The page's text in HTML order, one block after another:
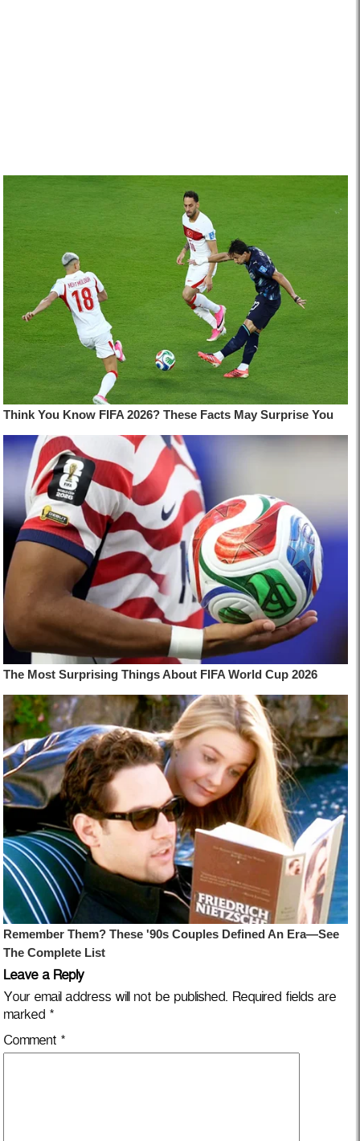
Leave a Reply
Your email address will not be published. Required fields are
marked *
Comment *